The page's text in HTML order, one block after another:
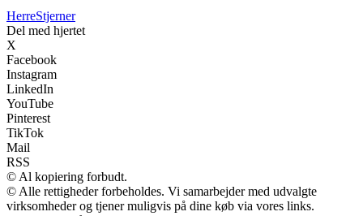
HerreStjerner
Del med hjertet
X
Facebook
Instagram
LinkedIn
YouTube
Pinterest
TikTok
Mail
RSS
© Al kopiering forbudt.
© Alle rettigheder forbeholdes. Vi samarbejder med udvalgte
virksomheder og tjener muligvis på dine køb via vores links.